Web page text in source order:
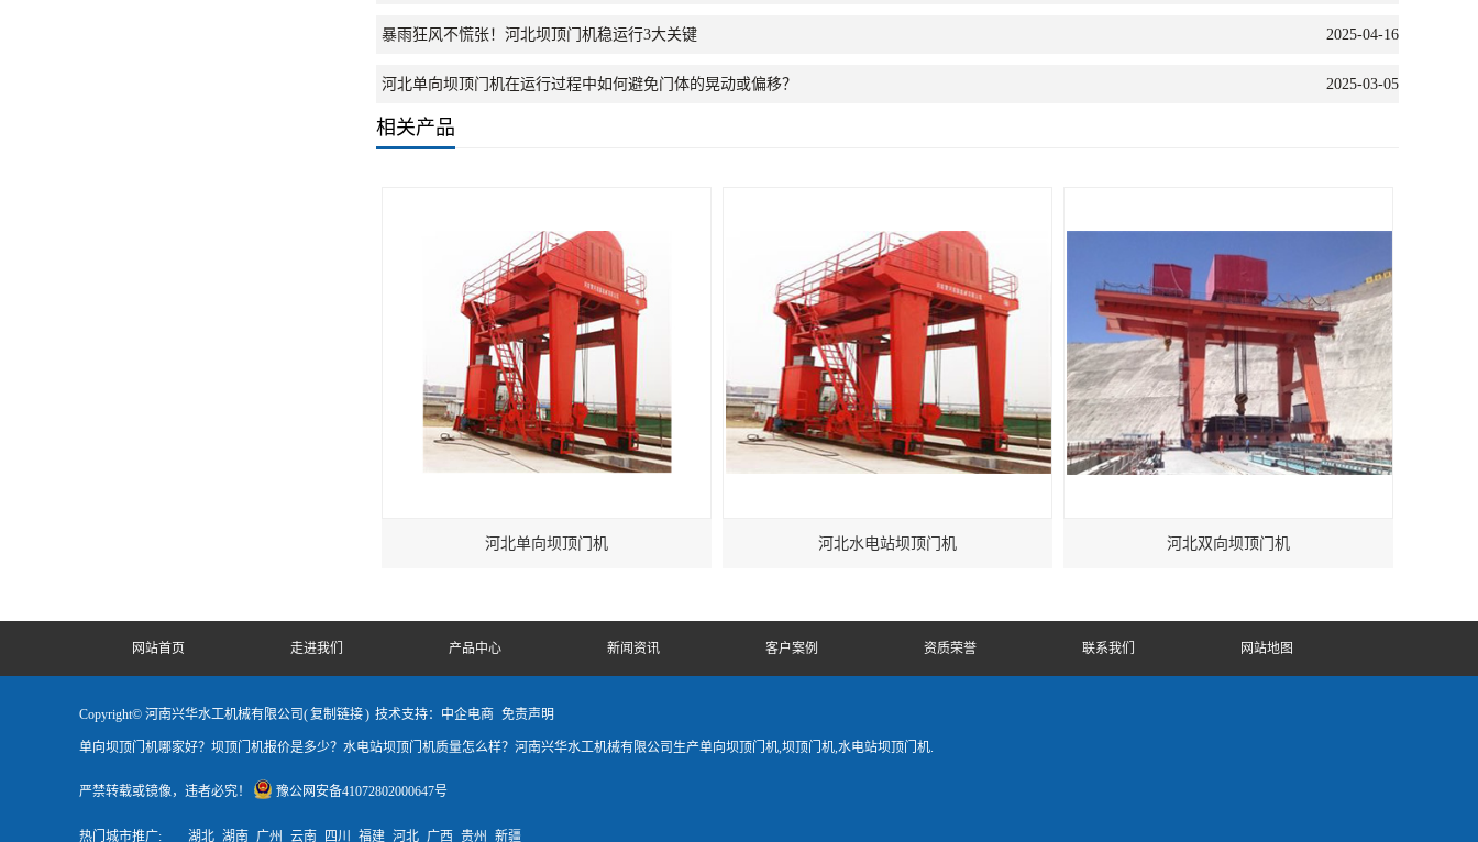
暴雨狂风不慌张！河北坝顶门机稳运行3大关键 2025-04-16
河北单向坝顶门机在运行过程中如何避免门体的晃动或偏移？ 2025-03-05
相关产品
河北单向坝顶门机 河北水电站坝顶门机 河北双向坝顶门机
网站首页 走进我们 产品中心 新闻资讯 客户案例 资质荣誉 联系我们 网站地图
Copyright© 河南兴华水工机械有限公司(复制链接) 技术支持：中企电商 免责声明
单向坝顶门机哪家好？坝顶门机报价是多少？水电站坝顶门机质量怎么样？河南兴华水工机械有限公司生产单向坝顶门机,坝顶门机,水电站坝顶门机.
严禁转载或镜像，违者必究！ 豫公网安备41072802000647号
热门城市推广: 湖北 湖南 广州 云南 四川 福建 河北 广西 贵州 新疆